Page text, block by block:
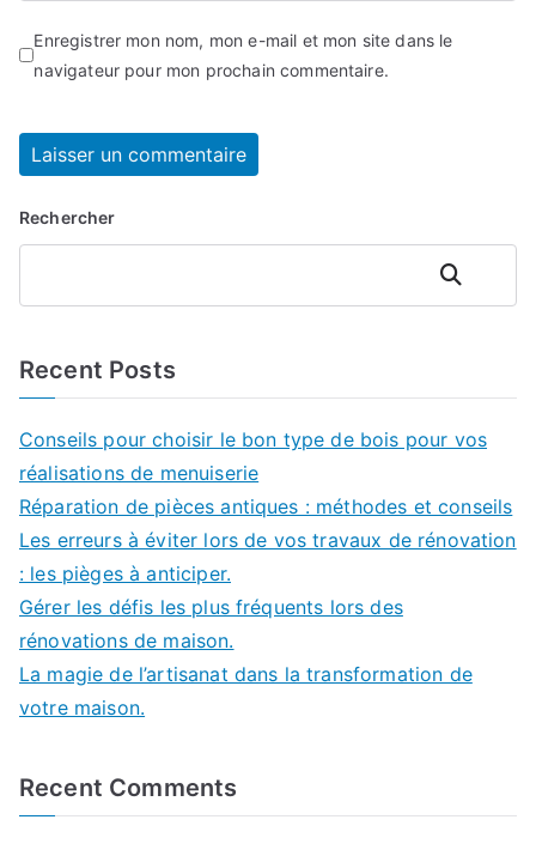
Enregistrer mon nom, mon e-mail et mon site dans le
navigateur pour mon prochain commentaire.
Rechercher
Rechercher
Recent Posts
Conseils pour choisir le bon type de bois pour vos
réalisations de menuiserie
Réparation de pièces antiques : méthodes et conseils
Les erreurs à éviter lors de vos travaux de rénovation
: les pièges à anticiper.
Gérer les défis les plus fréquents lors des
rénovations de maison.
La magie de l’artisanat dans la transformation de
votre maison.
Recent Comments